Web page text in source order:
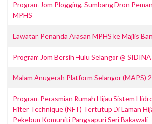
Program Jom Plogging, Sumbang Dron
MPHS
Lawatan Penanda Arasan MPHS ke Majlis
Program Jom Bersih Hulu Selangor @
Malam Anugerah Platform Selangor (MAPS)
Program Perasmian Rumah Hijau Sistem
Filter Technique (NFT) Tertutup Di Laman
Pekebun Komuniti Pangsapuri Seri Bakawali